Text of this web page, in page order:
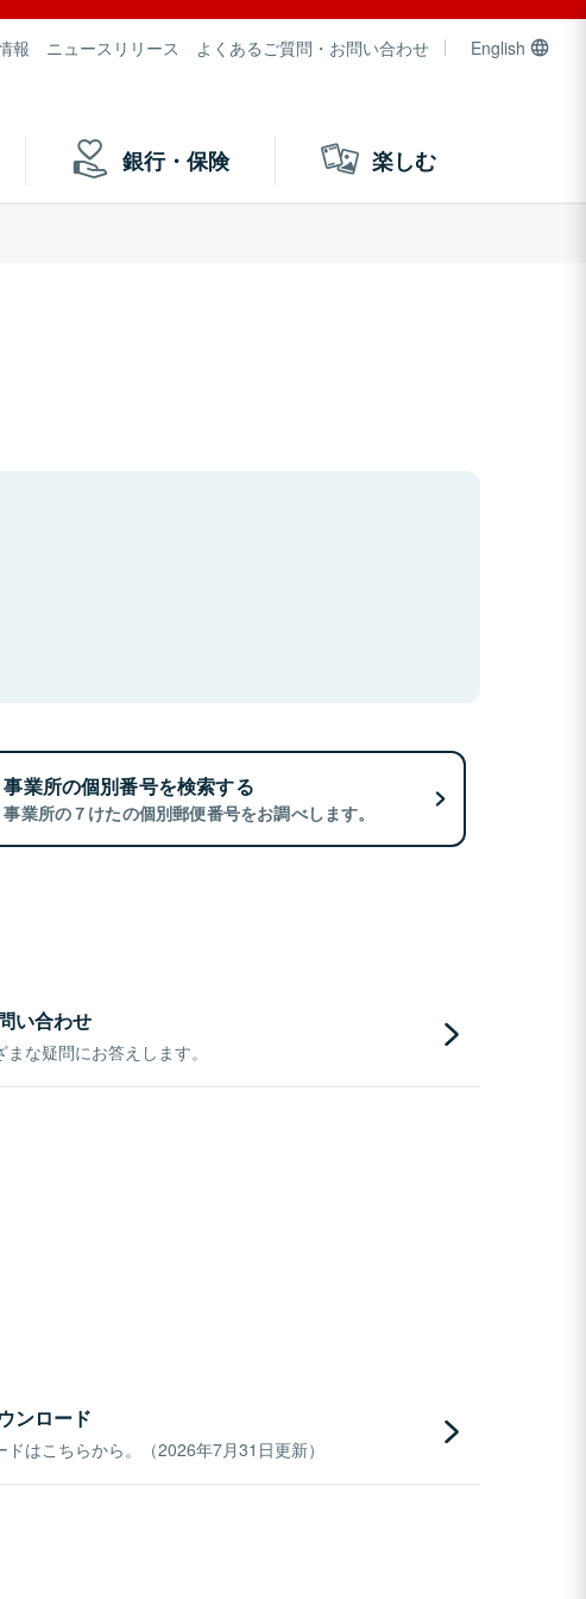
報 ニュースリリース よくあるご質問・お問い合わせ English
銀行・保険 楽しむ
事業所の個別番号を検索する
事業所の７けたの個別郵便番号をお調べします。
い合わせ
な疑問にお答えします。
ンロード
はこちらから。（2026年7月31日更新）